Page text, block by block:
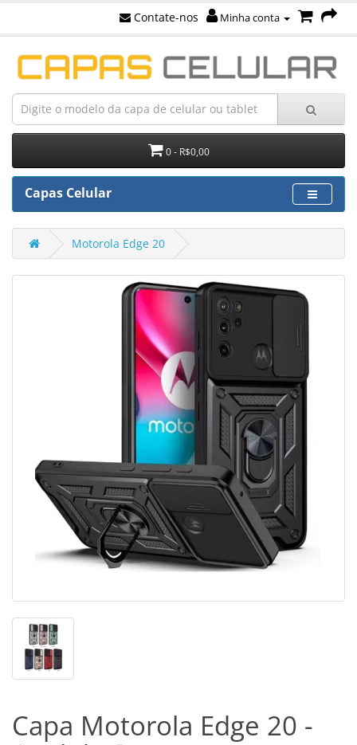
Contate-nos Minha conta
0 - R$0,00
Capas Celular
Motorola Edge 20
Capa Motorola Edge 20 -